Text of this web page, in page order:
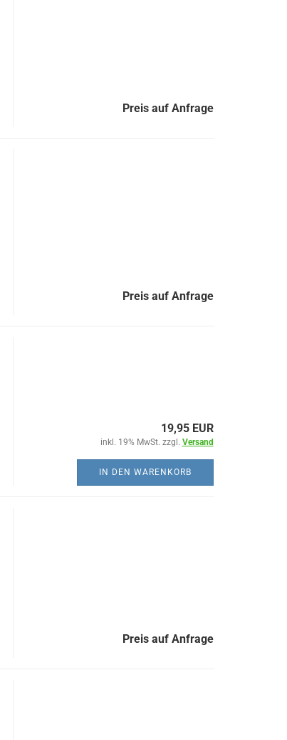
Preis auf Anfrage
Preis auf Anfrage
19,95 EUR
inkl. 19% MwSt. zzgl. Versand
IN DEN WARENKORB
Preis auf Anfrage